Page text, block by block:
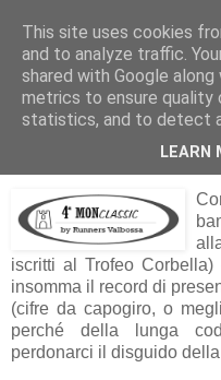
RUNNERS
venerdì 15 maggio 2009
IV MONClassic
iscritti al Trofeo
insomma il record di
(cifre da capogiro, o
perché della lunga
perdonarci il disguido della
This site uses cookies
and to analyze traffic.
shared with Google
metrics to ensure quality
statistics, and to detect
LEARN